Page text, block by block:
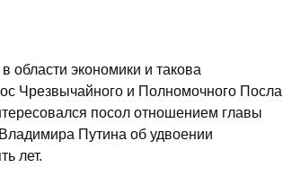
области экономики и такова
Чрезвычайного и Полномочного Посла
посол отношением главы
Путина об удвоении
лет.